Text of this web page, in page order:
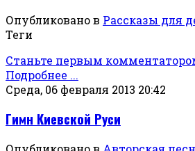
Опубликовано в Рассказы для
Теги
Станьте первым
Подробнее ...
Среда, 06 февраля 2013 20:42
Гимн Киевской Руси